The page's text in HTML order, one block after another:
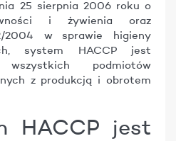
25 sierpnia 2006 roku o
i żywienia oraz
2004 w sprawie higieny
system HACCP jest
podmiotów
z produkcją i obrotem
HACCP jest